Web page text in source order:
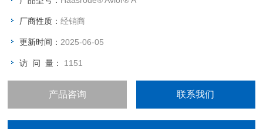
厂商性质：经销商
更新时间： 2025-06-05
访 问 量： 1151
产品咨询 联系我们